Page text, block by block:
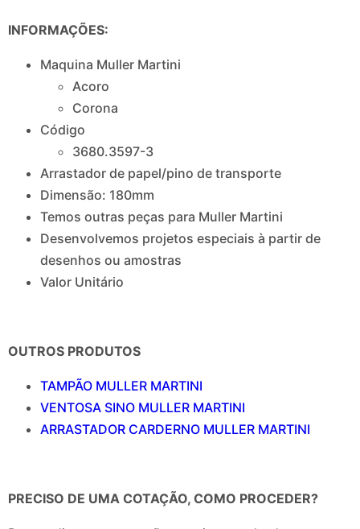
INFORMAÇÕES:
Maquina Muller Martini
Acoro
Corona
Código
3680.3597-3
Arrastador de papel/pino de transporte
Dimensão: 180mm
Temos outras peças para Muller Martini
Desenvolvemos projetos especiais à partir de
desenhos ou amostras
Valor Unitário
OUTROS PRODUTOS
TAMPÃO MULLER MARTINI
VENTOSA SINO MULLER MARTINI
ARRASTADOR CARDERNO MULLER MARTINI
PRECISO DE UMA COTAÇÃO, COMO PROCEDER?